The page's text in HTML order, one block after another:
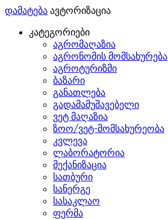
დამატება ავტორიზაცია
კატეგორიები
აგრომაღაზია
აგრონომის მომსახურება
აგროტურიზმი
ბაზარი
განათლება
გადამამუშავებელი
ვეტ მაღაზია
ზოო/ვეტ-მომსახურეობა
კვლევა
ლაბორატორია
მექანიზაცია
სათბური
სანერგე
სასაკლაო
ფერმა